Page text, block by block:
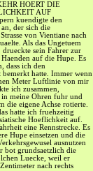
HOERT DIE
AUF
kuendigte den
der sich die
von Vientiane nach
Als das Ungetuem
sein Fahrer zur
auf die Hupe. Es
dass ich den
bemerkt hatte. Immer wenn
Meter Luftlinie von mir
ich zusammen,
meine Ohren fuhr und
die eigene Achse rotierte.
hatte ich fruehzeitig
Hoeflichkeit auf.
eine Rennstrecke. Es
Hupe einsetzen und die
ausnutzen
bot grundsaetzlich die
Luecke, weil er
nach rechts